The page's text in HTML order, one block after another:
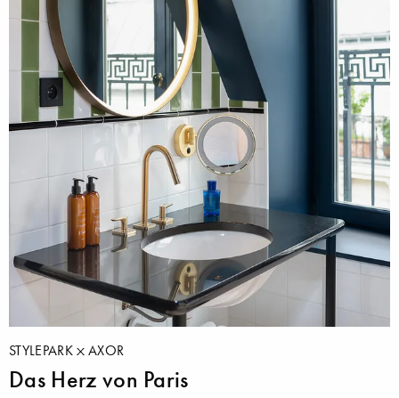
STYLEPARK AXOR
Das Herz von Paris